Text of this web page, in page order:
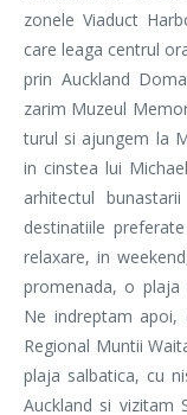
zonele Viaduct
care leaga centrul
prin Auckland
zarim Muzeul
turul si ajungem la
in cinstea lui
arhitectul
destinatiile
relaxare, in
promenada, o plaja
Ne indreptam apoi,
Regional Muntii
plaja salbatica, cu
Auckland si vizitam